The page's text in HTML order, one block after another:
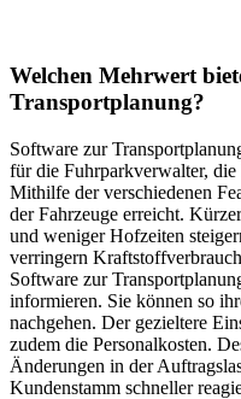
Welchen Mehrwert
Transportplanung?
Software zur
für die Fuhrparkverwalter,
Mithilfe der verschiedenen
der Fahrzeuge erreicht.
und weniger Hofzeiten
verringern
Software zur
informieren. Sie können so
nachgehen. Der gezieltere
zudem die Personalkosten.
Änderungen in der
Kundenstamm schneller